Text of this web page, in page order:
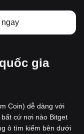
gia
Coin) dễ dàng với
cứ nơi nào Bitget
ô tìm kiếm bên dưới